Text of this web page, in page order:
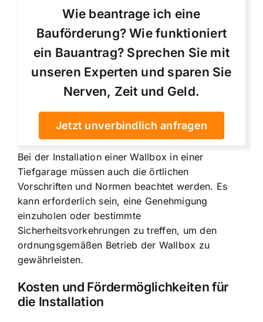
Wie beantrage ich eine
Bauförderung? Wie funktioniert
ein Bauantrag? Sprechen Sie mit
unseren Experten und sparen Sie
Nerven, Zeit und Geld.
Jetzt unverbindlich anfragen
Bei der Installation einer Wallbox in einer
Tiefgarage müssen auch die örtlichen
Vorschriften und Normen beachtet werden. Es
kann erforderlich sein, eine Genehmigung
einzuholen oder bestimmte
Sicherheitsvorkehrungen zu treffen, um den
ordnungsgemäßen Betrieb der Wallbox zu
gewährleisten.
Kosten und Fördermöglichkeiten für
die Installation